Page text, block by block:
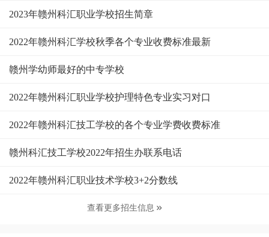
2023年赣州科汇职业学校招生简章
2022年赣州科汇学校秋季各个专业收费标准最新
赣州学幼师最好的中专学校
2022年赣州科汇职业学校护理特色专业实习对口
2022年赣州科汇技工学校的各个专业学费收费标准
赣州科汇技工学校2022年招生办联系电话
2022年赣州科汇职业技术学校3+2分数线
查看更多招生信息 